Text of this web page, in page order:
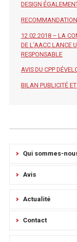
DESIGN
12.02.2018 – LA
DE L’AACC LANCE
RESPONSABLE
AVIS DU CPP
BILAN PUBLICITÉ
Qui sommes-
Avis
Actualité
Contact